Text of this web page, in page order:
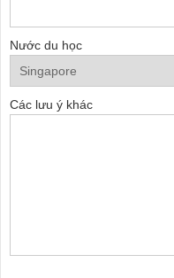
Nước du học
Các lưu ý khác